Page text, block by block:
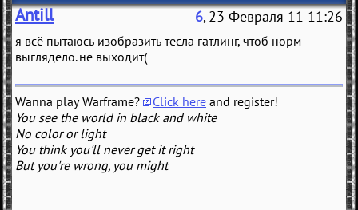
Antill 6, 23 Февраля 11 11:26
я всё пытаюсь изобразить тесла гатлинг, чтоб норм
выглядело. не выходит(
Wanna play Warframe? Click here and register!
You see the world in black and white
No color or light
You think you'll never get it right
But you're wrong, you might